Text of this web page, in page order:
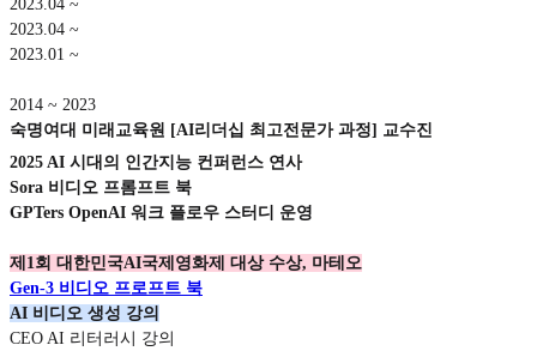
2023.04 ~
2023.04 ~
2023.01 ~
2014 ~ 2023
숙명여대 미래교육원 [AI리더십 최고전문가 과정] 교수진
2025 AI 시대의 인간지능 컨퍼런스 연사
Sora 비디오 프롬프트 북
GPTers OpenAI 워크 플로우 스터디 운영
제1회 대한민국AI국제영화제 대상 수상, 마테오
Gen-3 비디오 프로프트 북
AI 비디오 생성 강의
CEO AI 리터러시 강의